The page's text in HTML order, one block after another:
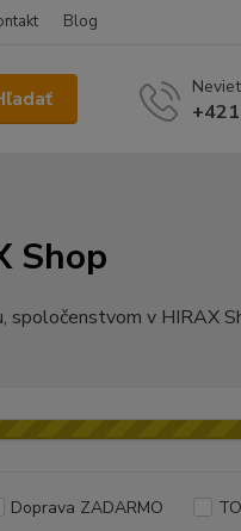
Blog
Shop
spoločenstvom v HIRAX
Doprava ZADARMO